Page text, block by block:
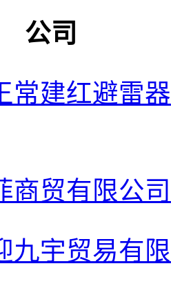
公司
常建红避雷器
商贸有限公司
九宇贸易有限